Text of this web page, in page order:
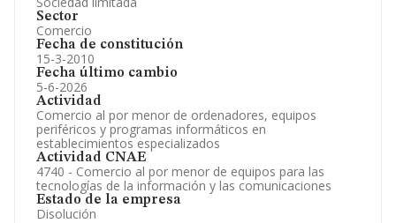
Sector
Comercio
Fecha de constitución
15-3-2010
Fecha último cambio
5-6-2026
Actividad
Comercio al por menor de ordenadores, equipos
periféricos y programas informáticos en
establecimientos especializados
Actividad CNAE
4740 - Comercio al por menor de equipos para las
tecnologías de la información y las comunicaciones
Estado de la empresa
Disolución